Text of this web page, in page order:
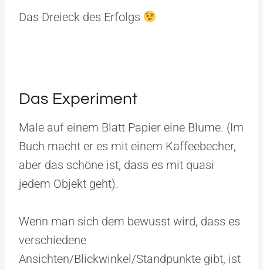
Das Dreieck des Erfolgs
Das Experiment
Male auf einem Blatt Papier eine Blume. (Im
Buch macht er es mit einem Kaffeebecher,
aber das schöne ist, dass es mit quasi
jedem Objekt geht).
Wenn man sich dem bewusst wird, dass es
verschiedene
Ansichten/Blickwinkel/Standpunkte gibt, ist